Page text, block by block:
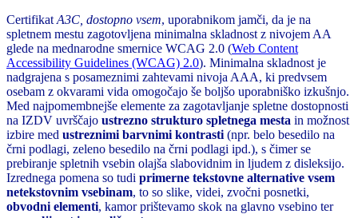
Certifikat A3C, dostopno vsem, uporabnikom jamči, da je na
spletnem mestu zagotovljena minimalna skladnost z nivojem AA
glede na mednarodne smernice WCAG 2.0 (Web Content
Accessibility Guidelines (WCAG) 2.0). Minimalna skladnost je
nadgrajena s posameznimi zahtevami nivoja AAA, ki predvsem
osebam z okvarami vida omogočajo še boljšo uporabniško izkušnjo.
Med najpomembnejše elemente za zagotavljanje spletne dostopnosti
na IZDV uvrščajo ustrezno strukturo spletnega mesta in možnost
izbire med ustreznimi barvnimi kontrasti (npr. belo besedilo na
črni podlagi, zeleno besedilo na črni podlagi ipd.), s čimer se
prebiranje spletnih vsebin olajša slabovidnim in ljudem z disleksijo.
Izrednega pomena so tudi primerne tekstovne alternative vsem
netekstovnim vsebinam, to so slike, videi, zvočni posnetki,
obvodni elementi, kamor prištevamo skok na glavno vsebino ter